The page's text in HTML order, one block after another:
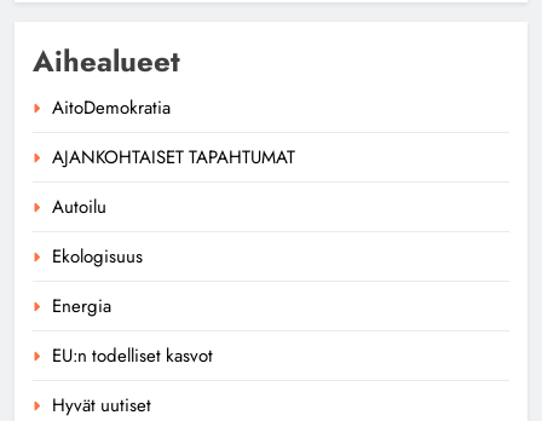
Aihealueet
AitoDemokratia
AJANKOHTAISET TAPAHTUMAT
Autoilu
Ekologisuus
Energia
EU:n todelliset kasvot
Hyvät uutiset